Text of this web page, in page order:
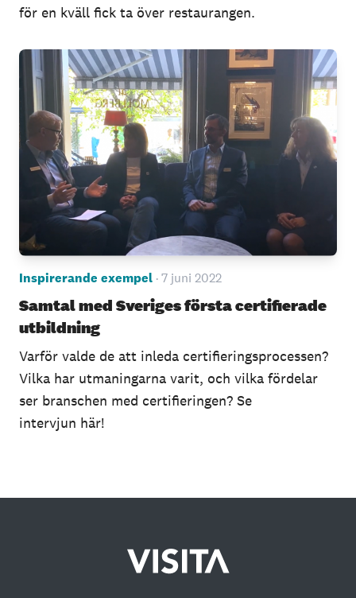
för en kväll fick ta över restaurangen.
Inspirerande exempel · 7 juni 2022
Samtal med Sveriges första certifierade
utbildning
Varför valde de att inleda certifieringsprocessen?
Vilka har utmaningarna varit, och vilka fördelar
ser branschen med certifieringen? Se
intervjun här!